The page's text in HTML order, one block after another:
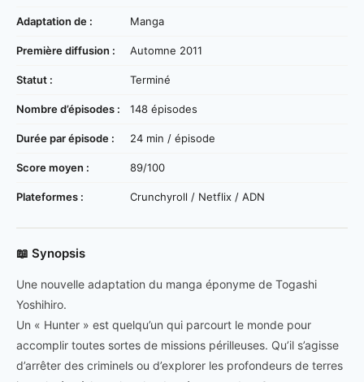
Adaptation de : Manga
Première diffusion : Automne 2011
Statut : Terminé
Nombre d’épisodes : 148 épisodes
Durée par épisode : 24 min / épisode
Score moyen : 89/100
Plateformes : Crunchyroll / Netflix / ADN
📖 Synopsis
Une nouvelle adaptation du manga éponyme de Togashi
Yoshihiro.
Un « Hunter » est quelqu’un qui parcourt le monde pour
accomplir toutes sortes de missions périlleuses. Qu’il s’agisse
d’arrêter des criminels ou d’explorer les profondeurs de terres